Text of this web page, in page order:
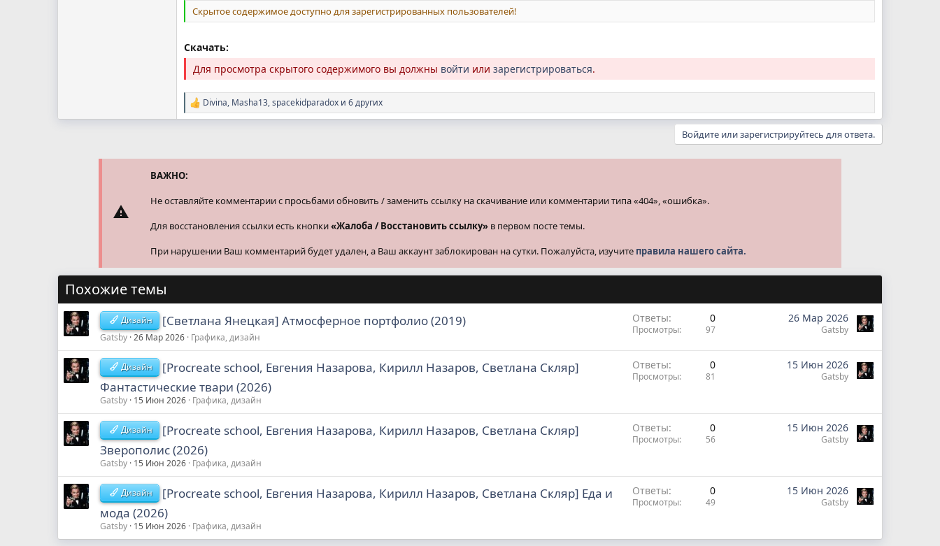
Скрытое содержимое доступно для зарегистрированных пользователей!
Скачать:
Для просмотра скрытого содержимого вы должны войти или зарегистрироваться.
Р
е
и
Divina, Masha13,spacekidparadox и 6 других
Войдите или зарегистрируйтесь для ответа.
ВАЖНО:
Не оставляйте комментарии с просьбами обновить / заменить ссылку на скачивание или комментарии типа «404», «ошибка».
Для восстановления ссылки есть кнопки«Жалоба / Восстановить ссылку» в первом посте темы.
При нарушении Ваш комментарий будет удален, а Ваш аккаунт заблокирован на сутки. Пожалуйста, изучите правила нашего сайта.
Похожие темы
Дизайн [Светлана Янецкая] Атмосферное портфолио (2019)
Gatsby 26 Мар 2026 Графика, дизайн
Ответы 0
Просмотры 97
26 Мар 2026
Gatsby
Дизайн
[Procreate school, Евгения Назарова, Кирилл Назаров, Светлана Скляр]
Фантастические твари (2026)
Gatsby 15 Июн 2026 Графика, дизайн
Ответы 0
Просмотры 81
15 Июн 2026
Gatsby
Дизайн
[Procreate school, Евгения Назарова, Кирилл Назаров, Светлана Скляр]
Зверополис (2026)
Gatsby 15 Июн 2026 Графика, дизайн
Ответы 0
Просмотры 56
15 Июн 2026
Gatsby
Дизайн
[Procreate school, Евгения Назарова, Кирилл Назаров, Светлана Скляр] Еда и
мода (2026)
Gatsby 15 Июн 2026 Графика, дизайн
Ответы 0
Просмотры 49
15 Июн 2026
Gatsby